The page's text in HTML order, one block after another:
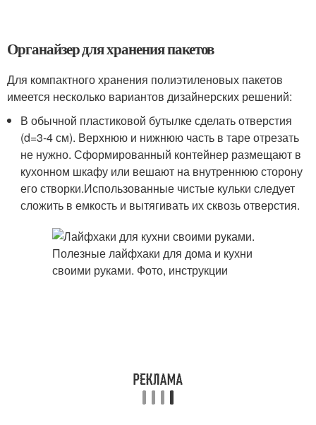
Органайзер для хранения пакетов
Для компактного хранения полиэтиленовых пакетов
имеется несколько вариантов дизайнерских решений:
В обычной пластиковой бутылке сделать отверстия
(d=3-4 см). Верхнюю и нижнюю часть в таре отрезать
не нужно. Сформированный контейнер размещают в
кухонном шкафу или вешают на внутреннюю сторону
его створки.Использованные чистые кульки следует
сложить в емкость и вытягивать их сквозь отверстия.